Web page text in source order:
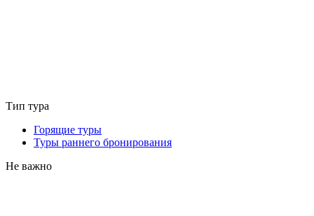
Тип тура
Горящие туры
Туры раннего бронирования
Не важно